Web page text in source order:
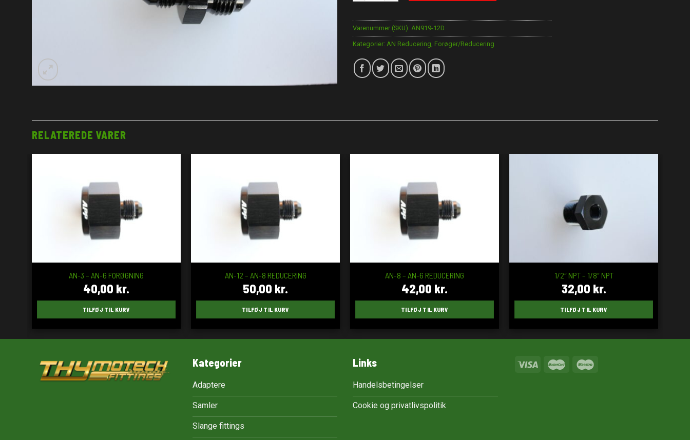
Varenummer (SKU): AN919-12D
Kategorier: AN Reducering, Forøger/Reducering
RELATEREDE VARER
AN-3 – AN-6 FORØGNING
40,00 kr.
TILFØJ TIL KURV
AN-12 – AN-8 REDUCERING
50,00 kr.
TILFØJ TIL KURV
AN-8 – AN-6 REDUCERING
42,00 kr.
TILFØJ TIL KURV
1/2″ NPT – 1/8″ NPT
32,00 kr.
TILFØJ TIL KURV
Kategorier
Adaptere
Samler
Slange fittings
Links
Handelsbetingelser
Cookie og privatlivspolitik